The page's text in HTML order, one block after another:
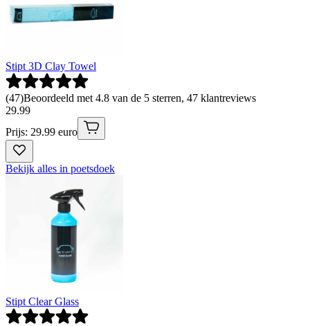
Stipt 3D Clay Towel
(47)Beoordeeld met 4.8 van de 5 sterren, 47 klantreviews
29.99
Prijs: 29.99 euro
Bekijk alles in poetsdoek
Stipt Clear Glass